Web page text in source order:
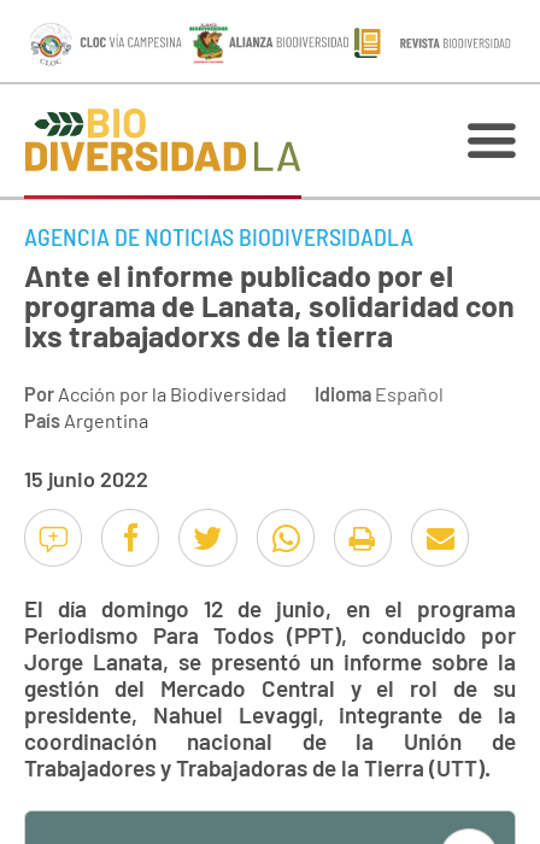
AGENCIA DE NOTICIAS BIODIVERSIDADLA
Ante el informe publicado por el
programa de Lanata, solidaridad con
lxs trabajadorxs de la tierra
Por Acción por la Biodiversidad Idioma Español
País Argentina
15 junio 2022
El día domingo 12 de junio, en el programa
Periodismo Para Todos (PPT), conducido por
Jorge Lanata, se presentó un informe sobre la
gestión del Mercado Central y el rol de su
presidente, Nahuel Levaggi, integrante de la
coordinación nacional de la Unión de
Trabajadores y Trabajadoras de la Tierra (UTT).